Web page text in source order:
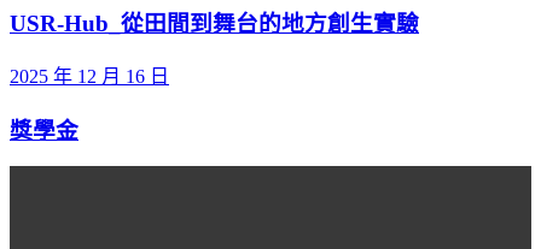
USR-Hub_從田間到舞台的地方創生實驗
2025 年 12 月 16 日
獎學金